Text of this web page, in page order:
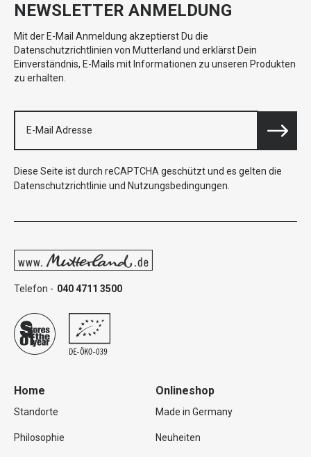
NEWSLETTER ANMELDUNG
Mit der E-Mail Anmeldung akzeptierst Du die
Datenschutzrichtlinien von Mutterland und erklärst Dein
Einverständnis, E-Mails mit Informationen zu unseren Produkten
zu erhalten.
Diese Seite ist durch reCAPTCHA geschützt und es gelten die
Datenschutzrichtlinie und Nutzungsbedingungen
Telefon - 040 4711 3500
Home
Standorte
Philosophie
Onlineshop
Made in Germany
Neuheiten